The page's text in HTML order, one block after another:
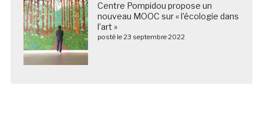
Centre Pompidou propose un
nouveau MOOC sur « l’écologie dans
l’art »
posté le 23 septembre 2022